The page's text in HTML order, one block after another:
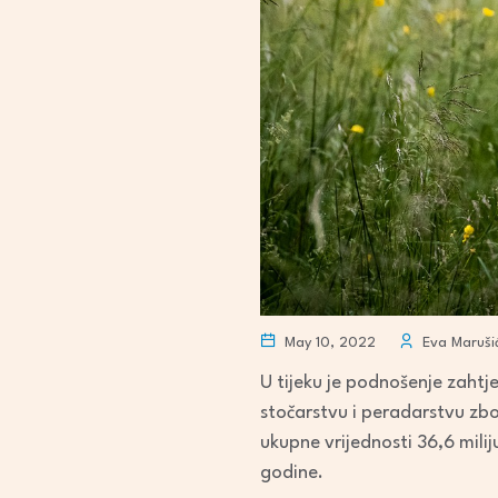
May 10, 2022 Eva
U tijeku je podnošenje
stočarstvu i peradarstvu
ukupne vrijednosti 36,6
godine.